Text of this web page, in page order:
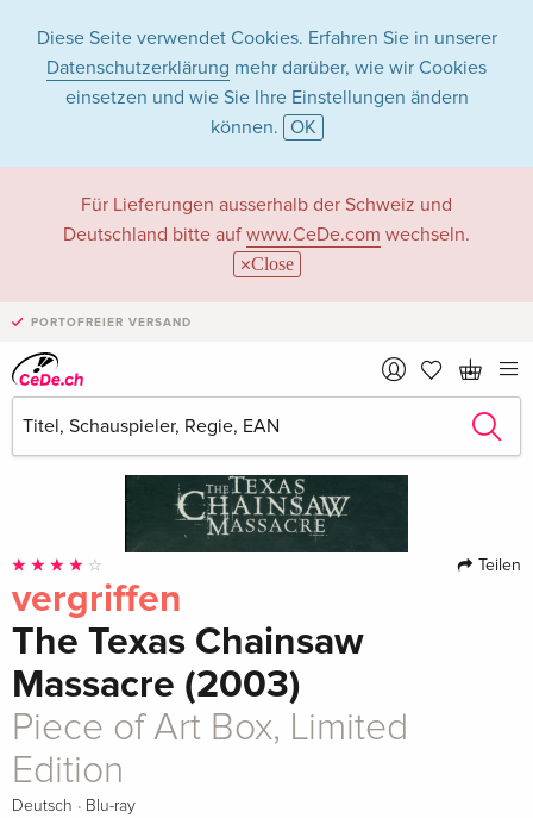
Diese Seite verwendet Cookies. Erfahren Sie in unserer
Datenschutzerklärung mehr darüber, wie wir Cookies
einsetzen und wie Sie Ihre Einstellungen ändern
können. OK
Für Lieferungen ausserhalb der Schweiz und
Deutschland bitte auf www.CeDe.com wechseln.
Close
PORTOFREIER VERSAND
Teilen
vergriffen
The Texas Chainsaw
Massacre (2003)
Piece of Art Box, Limited
Edition
Deutsch · Blu-ray